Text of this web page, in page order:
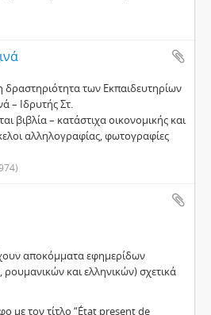
δραστηριότητα των Εκπαιδευτηρίων
– Ιδρυτής Στ.
βιβλία – κατάστιχα οικονομικής και
αλληλογραφίας, φωτογραφίες
αποκόμματα εφημερίδων
και ελληνικών) σχετικά
με τον τίτλο “État present de